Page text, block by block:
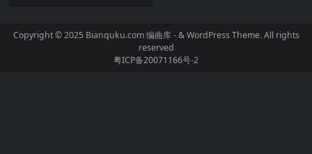
Copyright © 2025 Bianquku.com编曲库- & WordPress Theme. All rights
reserved
粤ICP备20071166号-2